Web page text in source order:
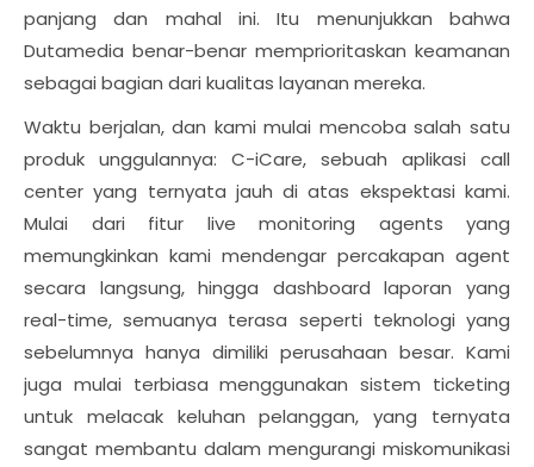
panjang dan mahal ini. Itu menunjukkan bahwa
Dutamedia benar-benar memprioritaskan keamanan
sebagai bagian dari kualitas layanan mereka.
Waktu berjalan, dan kami mulai mencoba salah satu
produk unggulannya: C-iCare, sebuah aplikasi call
center yang ternyata jauh di atas ekspektasi kami.
Mulai dari fitur live monitoring agents yang
memungkinkan kami mendengar percakapan agent
secara langsung, hingga dashboard laporan yang
real-time, semuanya terasa seperti teknologi yang
sebelumnya hanya dimiliki perusahaan besar. Kami
juga mulai terbiasa menggunakan sistem ticketing
untuk melacak keluhan pelanggan, yang ternyata
sangat membantu dalam mengurangi miskomunikasi